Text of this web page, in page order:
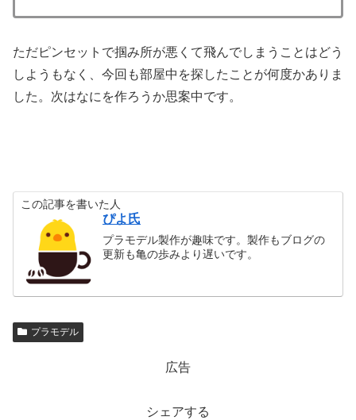
ただピンセットで掴み所が悪くて飛んでしまうことはどう
しようもなく、今回も部屋中を探したことが何度かありま
した。次はなにを作ろうか思案中です。
この記事を書いた人
ぴよ氏
プラモデル製作が趣味です。製作もブログの
更新も亀の歩みより遅いです。
プラモデル
広告
シェアする